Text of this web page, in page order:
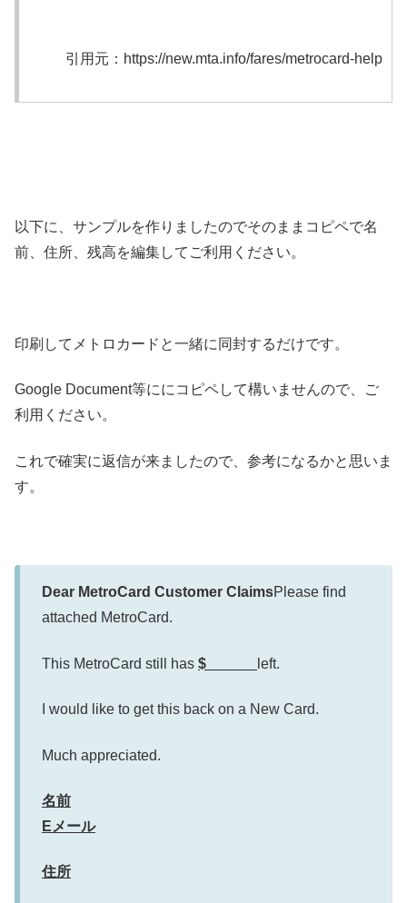
引用元：https://new.mta.info/fares/metrocard-help
以下に、サンプルを作りましたのでそのままコピペで名
前、住所、残高を編集してご利用ください。
印刷してメトロカードと一緒に同封するだけです。
Google Document等ににコピペして構いませんので、ご
利用ください。
これで確実に返信が来ましたので、参考になるかと思いま
す。
Dear MetroCard Customer ClaimsPlease find
attached MetroCard.
This MetroCard still has $ left.
I would like to get this back on a New Card.
Much appreciated.
名前
Eメール
住所